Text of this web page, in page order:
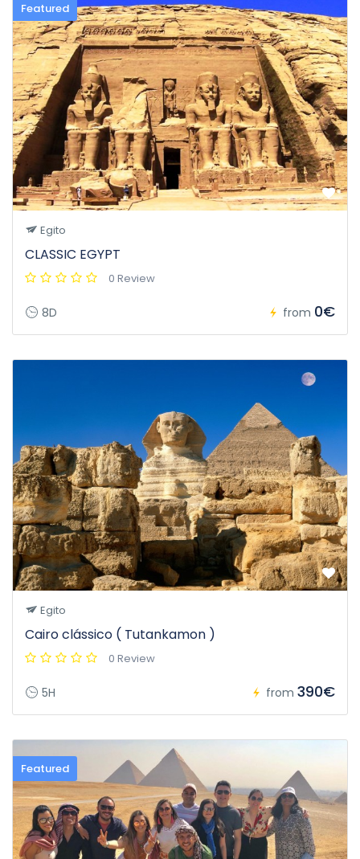
Featured
Egito
CLASSIC EGYPT
0 Review
8D from 0€
Egito
Cairo clássico ( Tutankamon )
0 Review
5H from 390€
Featured